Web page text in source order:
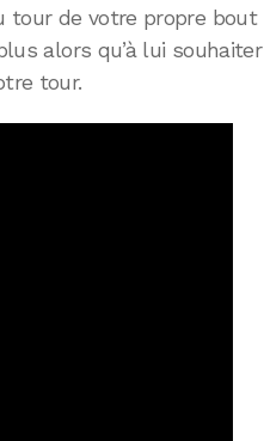
tour de votre propre bout
alors qu’à lui souhaiter
tour.